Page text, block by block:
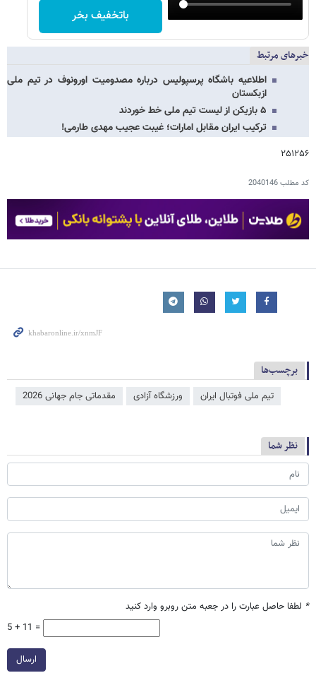
باتخفیف بخر
خبرهای مرتبط
اطلاعیه باشگاه پرسپولیس درباره مصدومیت اورونوف در تیم ملی
ازبکستان
۵ بازیکن از لیست تیم ملی خط خوردند
ترکیب ایران مقابل امارات؛ غیبت عجیب مهدی طارمی!
۲۵۱۲۵۶
کد مطلب2040146
برچسب‌ها
تیم ملی فوتبال ایران ورزشگاه آزادی مقدماتی جام جهانی 2026
نظر شما
* لطفا حاصل عبارت را در جعبه متن روبرو وارد کنید
5 + 11 =
ارسال